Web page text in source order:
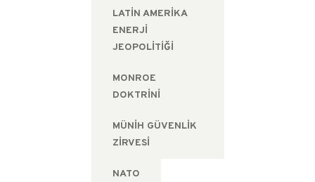
LATIN AMERIKA
ENERJI
JEOPOLITIĞI
MONROE
DOKTRINI
MÜNIH GÜVENLIK
ZIRVESI
NATO